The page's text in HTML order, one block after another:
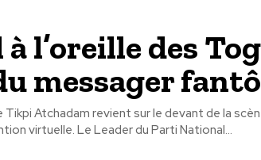
à l’oreille des
messager
Atchadam revient sur le devant de la
le biais d'une intervention virtuelle. Le Leader du Parti National...